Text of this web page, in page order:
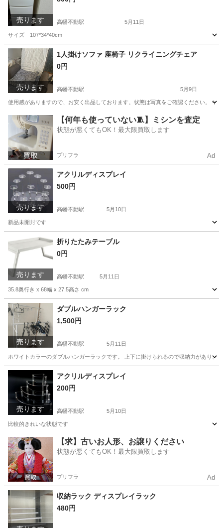
売ります 高幡不動駅 5月11日
サイズ 107*34*40cm
東京 日野市 高幡不動駅 収納家具 プラスチック
売ります
1人掛けソファ 座椅子 リクライニングチェア
0円
高幡不動駅 5月9日
使用感がありますので、お安く出品しております。状態は写真をご確認ください。 そ
東京 日野市 高幡不動駅 ソファ リクライニング
【何年も使っていない🧵】ミシンを査定
状態が悪くてもOK！最大限買取します
プリフラ Ad
売ります
アクリルディスプレイ
500円
高幡不動駅 5月10日
新品未開封です
日野市 高幡不動駅 収納家具
売ります
折りたたみテーブル
0円
高幡不動駅 5月11日
35.8奥行き x 68幅 x 27.5高さ cm
東京 日野市 高幡不動駅 テーブル
売ります
ダブルハンガーラック
1,500円
高幡不動駅 5月11日
ホワイトカラーのダブルハンガーラックです。 上下に掛けられるので収納力があり
東京 日野市 高幡不動駅 収納家具
売ります
アクリルディスプレイ
200円
高幡不動駅 5月10日
比較的きれいな状態です
東京 日野市 高幡不動駅 収納家具 アクリル
【求】古いお人形、お譲りください
状態が悪くてもOK！最大限買取します
プリフラ Ad
収納ラック ディスプレイラック
480円